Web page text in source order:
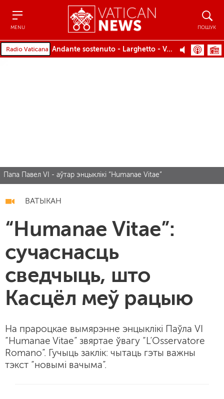
MENU ПОШУК
Andante sostenuto - Larghetto - Variazione - Allegro moderato - Tema - Variazioni I-IV - Finale
Папа Павел VI - аўтар энцыклікі “Humanae Vitae”
ВАТЫКАН
“Humanae Vitae”:
сучаснасць
сведчыць, што
Касцёл меў рацыю
На прароцкае вымярэнне энцыклікі Паўла VI
“Humanae Vitae” звяртае ўвагу “L’Osservatore
Romano”. Гучыць заклік: чытаць гэты важны
тэкст “новымі вачыма”.